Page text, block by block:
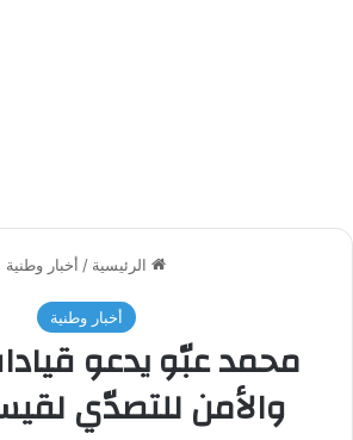
الرئيسية / أخبار وطنية
أخبار وطنية
محمد عبّو يدعو
والأمن للتصدّي